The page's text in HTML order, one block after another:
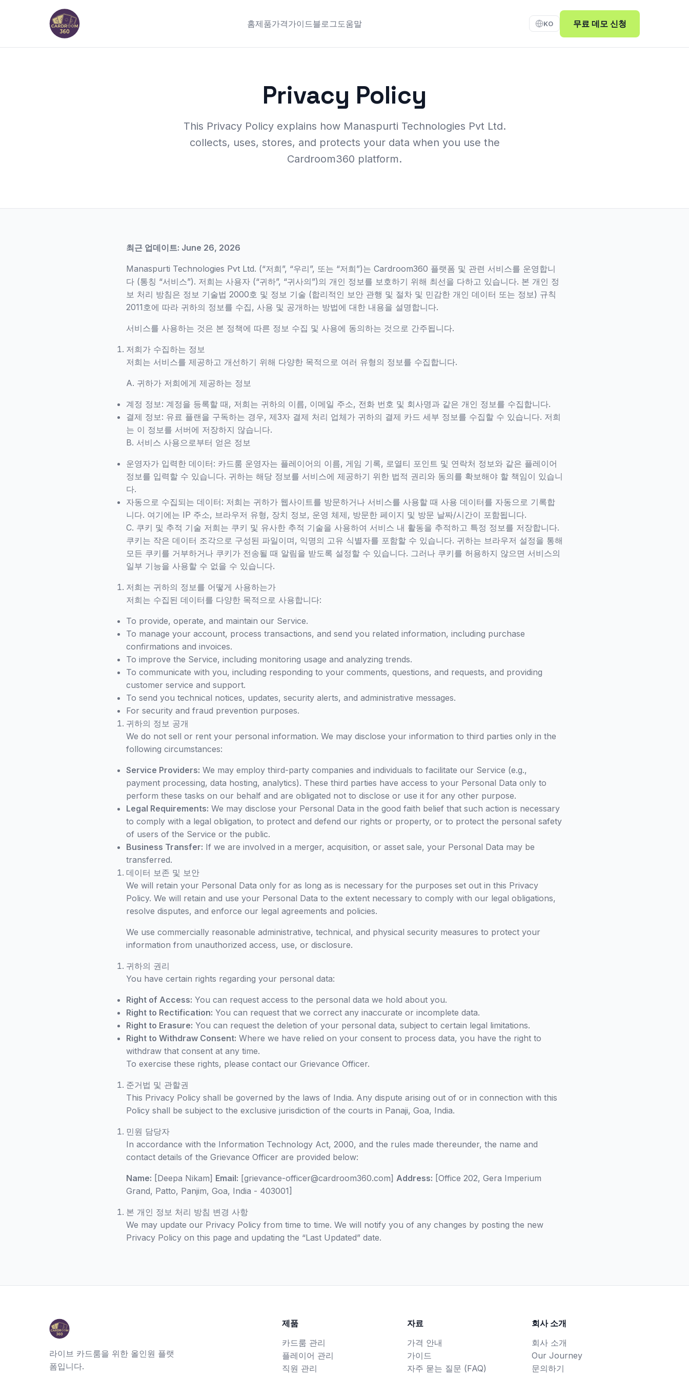
홈제품가격가이드블로그 도움말 KO 무료 데모 신청
Privacy Policy
This Privacy Policy explains how Manaspurti Technologies Pvt Ltd.
collects, uses, stores, and protects your data when you use the
Cardroom360 platform.
최근 업데이트: June 26, 2026
Manaspurti Technologies Pvt Ltd. (“저희”, “우리”, 또는 “저희”)는 Cardroom360 플랫폼 및 관련 서비스를 운영합니
다 (통칭 “서비스”). 저희는 사용자 (“귀하”, “귀사의”)의 개인 정보를 보호하기 위해 최선을 다하고 있습니다. 본 개인 정
보 처리 방침은 정보 기술법 2000호 및 정보 기술 (합리적인 보안 관행 및 절차 및 민감한 개인 데이터 또는 정보) 규칙
2011호에 따라 귀하의 정보를 수집, 사용 및 공개하는 방법에 대한 내용을 설명합니다.
서비스를 사용하는 것은 본 정책에 따른 정보 수집 및 사용에 동의하는 것으로 간주됩니다.
저희가 수집하는 정보
저희는 서비스를 제공하고 개선하기 위해 다양한 목적으로 여러 유형의 정보를 수집합니다.
A. 귀하가 저희에게 제공하는 정보
계정 정보: 계정을 등록할 때, 저희는 귀하의 이름, 이메일 주소, 전화 번호 및 회사명과 같은 개인 정보를 수집합니다.
결제 정보: 유료 플랜을 구독하는 경우, 제3자 결제 처리 업체가 귀하의 결제 카드 세부 정보를 수집할 수 있습니다. 저희
는 이 정보를 서버에 저장하지 않습니다.
B. 서비스 사용으로부터 얻은 정보
운영자가 입력한 데이터: 카드룸 운영자는 플레이어의 이름, 게임 기록, 로열티 포인트 및 연락처 정보와 같은 플레이어
정보를 입력할 수 있습니다. 귀하는 해당 정보를 서비스에 제공하기 위한 법적 권리와 동의를 확보해야 할 책임이 있습니
다.
자동으로 수집되는 데이터: 저희는 귀하가 웹사이트를 방문하거나 서비스를 사용할 때 사용 데이터를 자동으로 기록합
니다. 여기에는 IP 주소, 브라우저 유형, 장치 정보, 운영 체제, 방문한 페이지 및 방문 날짜/시간이 포함됩니다.
C. 쿠키 및 추적 기술 저희는 쿠키 및 유사한 추적 기술을 사용하여 서비스 내 활동을 추적하고 특정 정보를 저장합니다.
쿠키는 작은 데이터 조각으로 구성된 파일이며, 익명의 고유 식별자를 포함할 수 있습니다. 귀하는 브라우저 설정을 통해
모든 쿠키를 거부하거나 쿠키가 전송될 때 알림을 받도록 설정할 수 있습니다. 그러나 쿠키를 허용하지 않으면 서비스의
일부 기능을 사용할 수 없을 수 있습니다.
저희는 귀하의 정보를 어떻게 사용하는가
저희는 수집된 데이터를 다양한 목적으로 사용합니다:
To provide, operate, and maintain our Service.
To manage your account, process transactions, and send you related information, including purchase
confirmations and invoices.
To improve the Service, including monitoring usage and analyzing trends.
To communicate with you, including responding to your comments, questions, and requests, and providing
customer service and support.
To send you technical notices, updates, security alerts, and administrative messages.
For security and fraud prevention purposes.
귀하의 정보 공개
We do not sell or rent your personal information. We may disclose your information to third parties only in the
following circumstances:
Service Providers: We may employ third-party companies and individuals to facilitate our Service (e.g.,
payment processing, data hosting, analytics). These third parties have access to your Personal Data only to
perform these tasks on our behalf and are obligated not to disclose or use it for any other purpose.
Legal Requirements: We may disclose your Personal Data in the good faith belief that such action is necessary
to comply with a legal obligation, to protect and defend our rights or property, or to protect the personal safety
of users of the Service or the public.
Business Transfer: If we are involved in a merger, acquisition, or asset sale, your Personal Data may be
transferred.
데이터 보존 및 보안
We will retain your Personal Data only for as long as is necessary for the purposes set out in this Privacy
Policy. We will retain and use your Personal Data to the extent necessary to comply with our legal obligations,
resolve disputes, and enforce our legal agreements and policies.
We use commercially reasonable administrative, technical, and physical security measures to protect your
information from unauthorized access, use, or disclosure.
귀하의 권리
You have certain rights regarding your personal data:
Right of Access: You can request access to the personal data we hold about you.
Right to Rectification: You can request that we correct any inaccurate or incomplete data.
Right to Erasure: You can request the deletion of your personal data, subject to certain legal limitations.
Right to Withdraw Consent: Where we have relied on your consent to process data, you have the right to
withdraw that consent at any time.
To exercise these rights, please contact our Grievance Officer.
준거법 및 관할권
This Privacy Policy shall be governed by the laws of India. Any dispute arising out of or in connection with this
Policy shall be subject to the exclusive jurisdiction of the courts in Panaji, Goa, India.
민원 담당자
In accordance with the Information Technology Act, 2000, and the rules made thereunder, the name and
contact details of the Grievance Officer are provided below:
Name: [Deepa Nikam] Email: [grievance-officer@cardroom360.com] Address: [Office 202, Gera Imperium
Grand, Patto, Panjim, Goa, India - 403001]
본 개인 정보 처리 방침 변경 사항
We may update our Privacy Policy from time to time. We will notify you of any changes by posting the new
Privacy Policy on this page and updating the “Last Updated” date.
라이브 카드룸을 위한 올인원 플랫
폼입니다.
제품
카드룸 관리
플레이어 관리
직원 관리
자료
가격 안내
가이드
자주 묻는 질문 (FAQ)
회사 소개
회사 소개
Our Journey
문의하기